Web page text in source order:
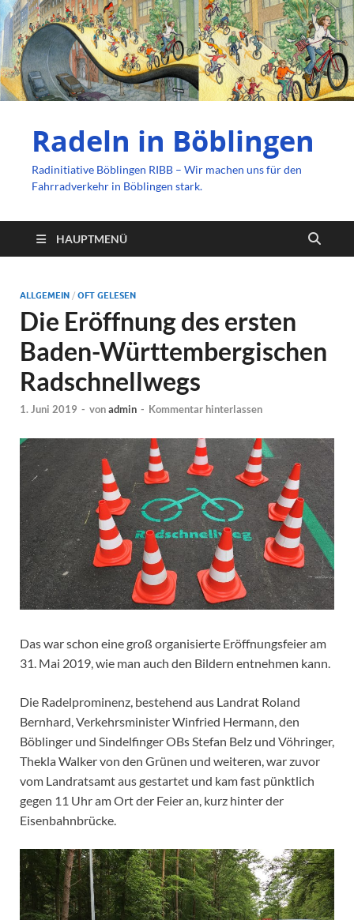
Radeln in Böblingen
Radinitiative Böblingen RIBB – Wir machen uns für den
Fahrradverkehr in Böblingen stark.
HAUPTMENÜ
ALLGEMEIN / OFT GELESEN
Die Eröffnung des ersten
Baden-Württembergischen
Radschnellwegs
1. Juni 2019 - vonadmin - Kommentar hinterlassen
Das war schon eine groß organisierte Eröffnungsfeier am
31. Mai 2019, wie man auch den Bildern entnehmen kann.
Die Radelprominenz, bestehend aus Landrat Roland
Bernhard, Verkehrsminister Winfried Hermann, den
Böblinger und Sindelfinger OBs Stefan Belz und Vöhringer,
Thekla Walker von den Grünen und weiteren, war zuvor
vom Landratsamt aus gestartet und kam fast pünktlich
gegen 11 Uhr am Ort der Feier an, kurz hinter der
Eisenbahnbrücke.